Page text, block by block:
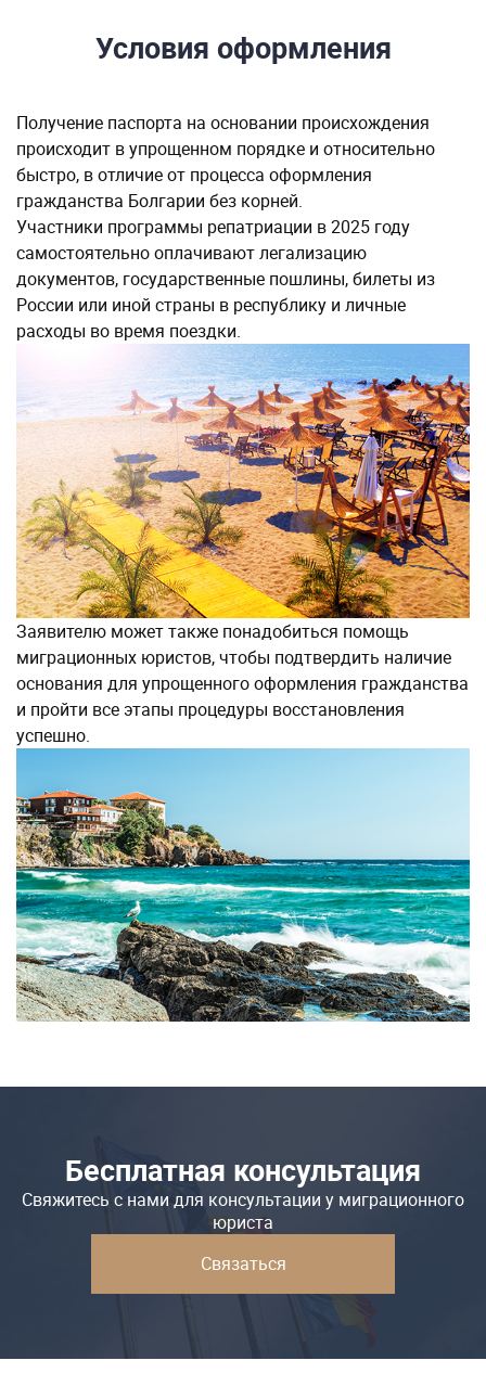
Условия оформления
Получение паспорта на основании происхождения
происходит в упрощенном порядке и относительно
быстро, в отличие от процесса оформления
гражданства Болгарии без корней.
Участники программы репатриации в 2025 году
самостоятельно оплачивают легализацию
документов, государственные пошлины, билеты из
России или иной страны в республику и личные
расходы во время поездки.
Заявителю может также понадобиться помощь
миграционных юристов, чтобы подтвердить наличие
основания для упрощенного оформления гражданства
и пройти все этапы процедуры восстановления
успешно.
Бесплатная консультация
Свяжитесь с нами для консультации у миграционного
юриста
Связаться